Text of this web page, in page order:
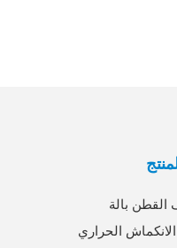
القطن بالة
الحراري